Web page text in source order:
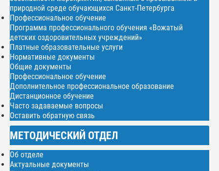
природной среде обучающихся Санкт-Петербурга
Профессиональное обучение
Программа профессионального обучения «Вожатый
детских оздоровительных учреждений»
Платные образовательные услуги
Нормативные документы
Общие документы
Профессиональное обучение
Дополнительное профессиональное образование
Дистанционное обучение
Часто задаваемые вопросы
Оставить обратную связь
МЕТОДИЧЕСКИЙ ОТДЕЛ
Об отделе
Актуальные документы